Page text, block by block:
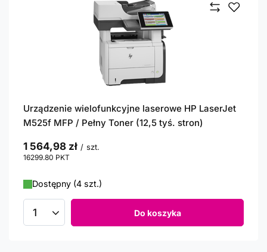
Urządzenie wielofunkcyjne laserowe HP LaserJet
M525f MFP / Pełny Toner (12,5 tyś. stron)
1 564,98 zł / szt.
16299.80 PKT
Dostępny (4 szt.)
Ilość produktów Do koszyka